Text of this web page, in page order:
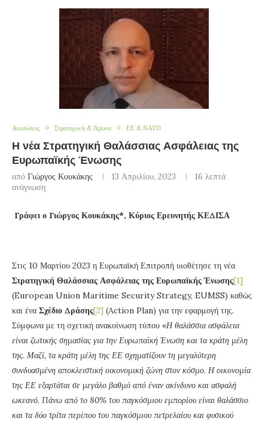
Αναλύσεις Στρατηγική & Άμυνα ΕΕ & ΝΑΤΟ
Η νέα Στρατηγική Θαλάσσιας Ασφάλειας της
Ευρωπαϊκής Ένωσης
από Γιώργος Κουκάκης 13 Απριλίου, 2023
16 λεπτά
ανάγνωση
Γράφει ο Γιώργος Κουκάκης*, Κύριος Ερευνητής ΚΕΔΙΣΑ
Στις 10 Μαρτίου 2023 η Ευρωπαϊκή Επιτροπή υιοθέτησε τη νέα
Στρατηγική Θαλάσσιας Ασφάλειας της Ευρωπαϊκής Ένωσης[1]
(European Union Maritime Security Strategy, EUMSS) καθώς
και ένα Σχέδιο Δράσης[2] (Action Plan) για την εφαρμογή της.
Σύμφωνα με τη σχετική ανακοίνωση τύπου «Η θαλάσσια ασφάλεια
είναι ζωτικής σημασίας για την Ευρωπαϊκή Ένωση και τα κράτη μέλη
της. Μαζί, τα κράτη μέλη της ΕΕ σχηματίζουν τη μεγαλύτερη
συνδυασμένη αποκλειστική οικονομική ζώνη στον κόσμο. Η οικονομία
της ΕΕ εξαρτάται σε μεγάλο βαθμό από έναν ακίνδυνο και ασφαλή
ωκεανό. Πάνω από το 80% του παγκόσμιου εμπορίου είναι θαλάσσιο
και τα δύο τρίτα περίπου του παγκόσμιου πετρελαίου και φυσικού